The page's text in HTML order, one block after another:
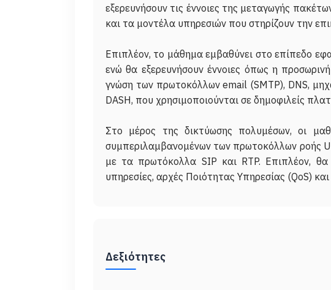
εξερευνήσουν τις έννοιες της μεταγωγής
και τα μοντέλα υπηρεσιών που στηρίζουν την
Επιπλέον, το μάθημα εμβαθύνει στο επίπεδο
ενώ θα εξερευνήσουν έννοιες όπως η
γνώση των πρωτοκόλλων email (SMTP), DNS,
DASH, που χρησιμοποιούνται σε δημοφιλείς
Στο μέρος της δικτύωσης πολυμέσων, οι
συμπεριλαμβανομένων των πρωτοκόλλων ροής
με τα πρωτόκολλα SIP και RTP. Επιπλέον, θα
Δεξιότητες